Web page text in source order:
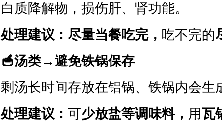
白质降解物，损伤肝、肾功能。
处理建议： 尽量当餐吃完， 吃不完的
🥣汤类→避免铁锅保存
剩汤长时间存放在铝锅、铁锅内会生
处理建议： 可少放盐等调味料， 用瓦